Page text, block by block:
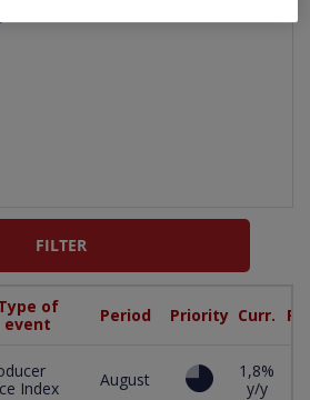
of
event
Period Priority Curr.
Index
August
1,8%
y/y